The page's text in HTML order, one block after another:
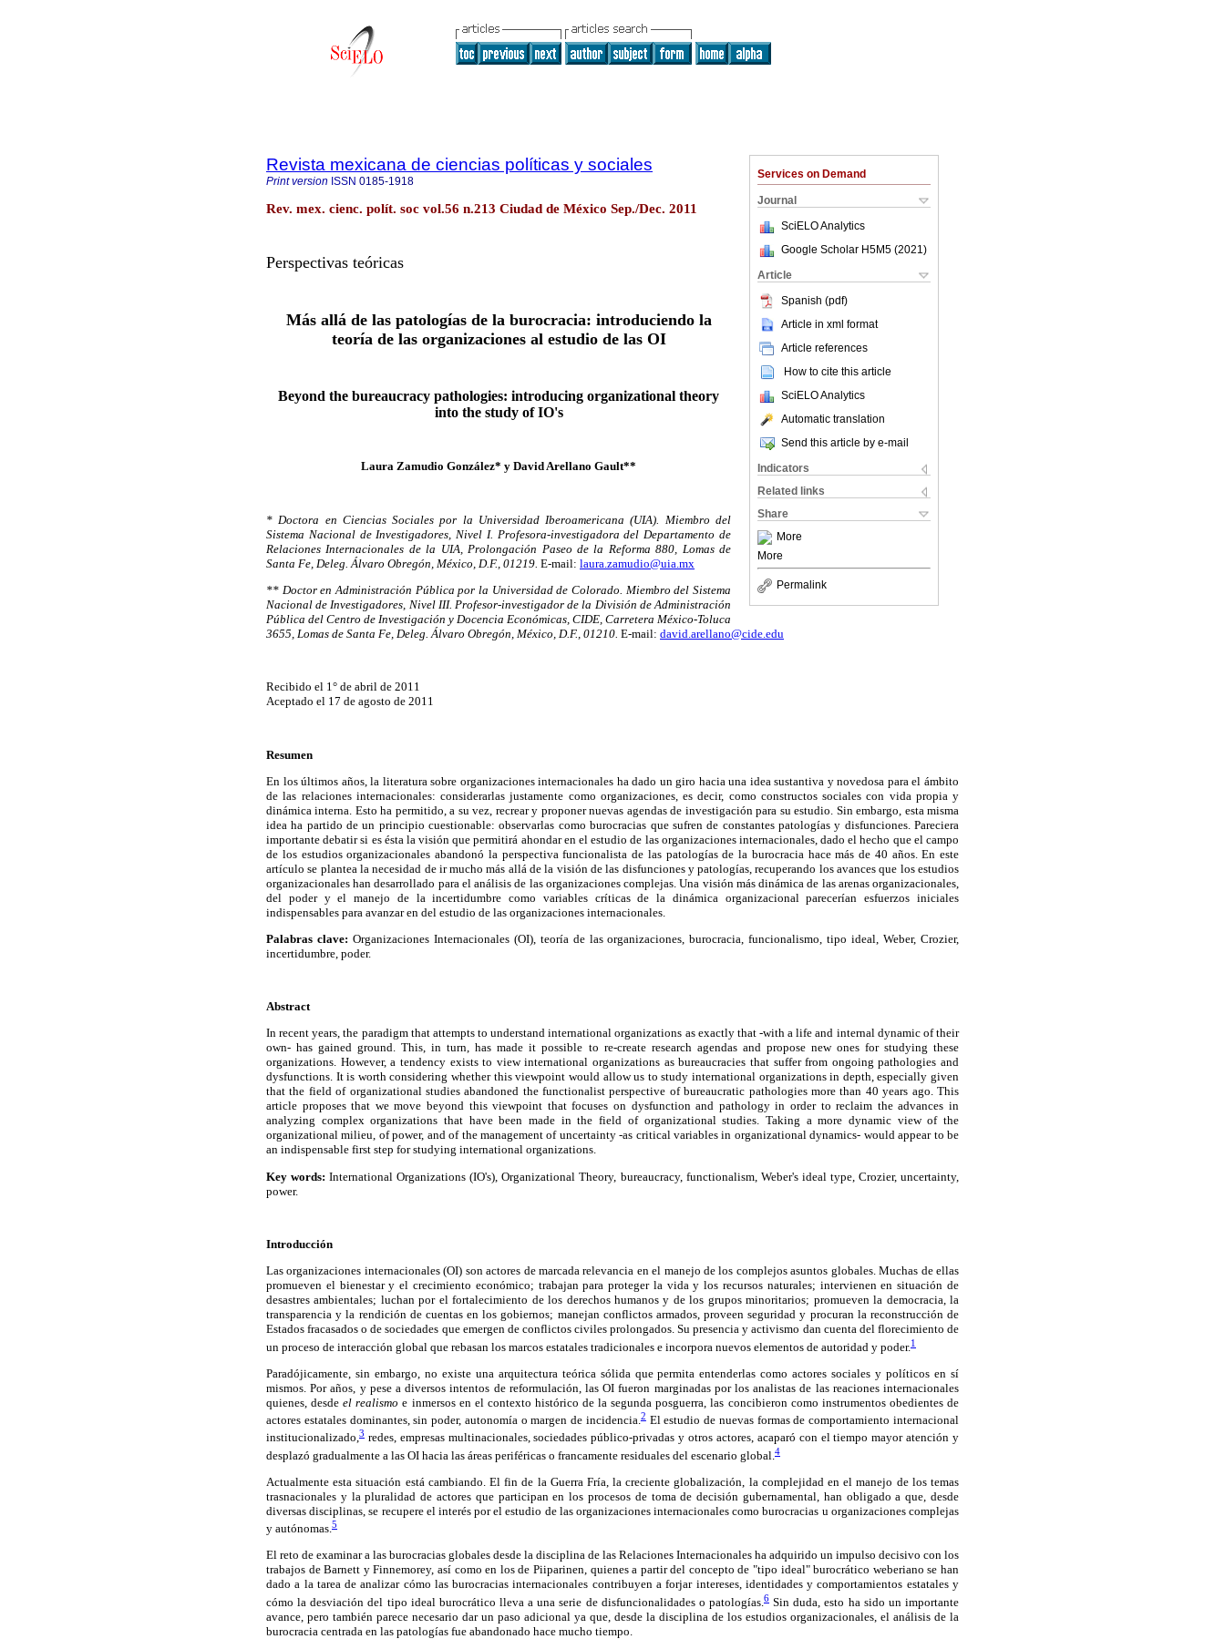
Services on Demand
Journal
SciELO Analytics
Google Scholar H5M5 (2021 )
Article
Spanish (pdf)
Article in xml format
Article references
How to cite this article
SciELO Analytics
Automatic translation
Send this article by e-mail
Indicators
Related links
Share
More
More
Permalink
Revista mexicana de ciencias políticas y sociales
Print version ISSN 0185-1918
Rev. mex. cienc. polít. soc vol.56 n.213 Ciudad de México Sep./Dec. 2011
Perspectivas teóricas
Más allá de las patologías de la burocracia: introduciendo la
teoría de las organizaciones al estudio de las OI
Beyond the bureaucracy pathologies: introducing organizational theory
into the study of IO's
Laura Zamudio González* y David Arellano Gault**
* Doctora en Ciencias Sociales por la Universidad Iberoamericana (UIA). Miembro del
Sistema Nacional de Investigadores, Nivel I. Profesora-investigadora del Departamento de
Relaciones Internacionales de la UIA, Prolongación Paseo de la Reforma 880, Lomas de
Santa Fe, Deleg. Álvaro Obregón, México, D.F., 01219. E-mail: laura.zamudio@uia.mx
** Doctor en Administración Pública por la Universidad de Colorado. Miembro del Sistema
Nacional de Investigadores, Nivel III. Profesor-investigador de la División de Administración
Pública del Centro de Investigación y Docencia Económicas, CIDE, Carretera México-Toluca
3655, Lomas de Santa Fe, Deleg. Álvaro Obregón, México, D.F., 01210. E-mail: david.arellano@cide.edu
Recibido el 1° de abril de 2011
Aceptado el 17 de agosto de 2011
Resumen
En los últimos años, la literatura sobre organizaciones internacionales ha dado un giro hacia una idea sustantiva y novedosa para el ámbito
de las relaciones internacionales: considerarlas justamente como organizaciones, es decir, como constructos sociales con vida propia y
dinámica interna. Esto ha permitido, a su vez, recrear y proponer nuevas agendas de investigación para su estudio. Sin embargo, esta misma
idea ha partido de un principio cuestionable: observarlas como burocracias que sufren de constantes patologías y disfunciones. Pareciera
importante debatir si es ésta la visión que permitirá ahondar en el estudio de las organizaciones internacionales, dado el hecho que el campo
de los estudios organizacionales abandonó la perspectiva funcionalista de las patologías de la burocracia hace más de 40 años. En este
artículo se plantea la necesidad de ir mucho más allá de la visión de las disfunciones y patologías, recuperando los avances que los estudios
organizacionales han desarrollado para el análisis de las organizaciones complejas. Una visión más dinámica de las arenas organizacionales,
del poder y el manejo de la incertidumbre como variables críticas de la dinámica organizacional parecerían esfuerzos iniciales
indispensables para avanzar en del estudio de las organizaciones internacionales.
Palabras clave: Organizaciones Internacionales (OI), teoría de las organizaciones, burocracia, funcionalismo, tipo ideal, Weber, Crozier,
incertidumbre, poder.
Abstract
In recent years, the paradigm that attempts to understand international organizations as exactly that -with a life and internal dynamic of their
own- has gained ground. This, in turn, has made it possible to re-create research agendas and propose new ones for studying these
organizations. However, a tendency exists to view international organizations as bureaucracies that suffer from ongoing pathologies and
dysfunctions. It is worth considering whether this viewpoint would allow us to study international organizations in depth, especially given
that the field of organizational studies abandoned the functionalist perspective of bureaucratic pathologies more than 40 years ago. This
article proposes that we move beyond this viewpoint that focuses on dysfunction and pathology in order to reclaim the advances in
analyzing complex organizations that have been made in the field of organizational studies. Taking a more dynamic view of the
organizational milieu, of power, and of the management of uncertainty -as critical variables in organizational dynamics- would appear to be
an indispensable first step for studying international organizations.
Key words: International Organizations (IO's), Organizational Theory, bureaucracy, functionalism, Weber's ideal type, Crozier, uncertainty,
power.
Introducción
Las organizaciones internacionales (OI) son actores de marcada relevancia en el manejo de los complejos asuntos globales. Muchas de ellas
promueven el bienestar y el crecimiento económico; trabajan para proteger la vida y los recursos naturales; intervienen en situación de
desastres ambientales; luchan por el fortalecimiento de los derechos humanos y de los grupos minoritarios; promueven la democracia, la
transparencia y la rendición de cuentas en los gobiernos; manejan conflictos armados, proveen seguridad y procuran la reconstrucción de
Estados fracasados o de sociedades que emergen de conflictos civiles prolongados. Su presencia y activismo dan cuenta del florecimiento de
un proceso de interacción global que rebasan los marcos estatales tradicionales e incorpora nuevos elementos de autoridad y poder.1
Paradójicamente, sin embargo, no existe una arquitectura teórica sólida que permita entenderlas como actores sociales y políticos en sí
mismos. Por años, y pese a diversos intentos de reformulación, las OI fueron marginadas por los analistas de las reaciones internacionales
quienes, desdeel realismo e inmersos en el contexto histórico de la segunda posguerra, las concibieron como instrumentos obedientes de
actores estatales dominantes, sin poder, autonomía o margen de incidencia.2El estudio de nuevas formas de comportamiento internacional
institucionalizado,3 redes, empresas multinacionales, sociedades público-privadas y otros actores, acaparó con el tiempo mayor atención y
desplazó gradualmente a las OI hacia las áreas periféricas o francamente residuales del escenario global. 4
Actualmente esta situación está cambiando. El fin de la Guerra Fría, la creciente globalización, la complejidad en el manejo de los temas
trasnacionales y la pluralidad de actores que participan en los procesos de toma de decisión gubernamental, han obligado a que, desde
diversas disciplinas, se recupere el interés por el estudio de las organizaciones internacionales como burocracias u organizaciones complejas
y autónomas.5
El reto de examinar a las burocracias globales desde la disciplina de las Relaciones Internacionales ha adquirido un impulso decisivo con los
trabajos de Barnett y Finnemorey, así como en los de Piiparinen, quienes a partir del concepto de "tipo ideal" burocrático weberiano se han
dado a la tarea de analizar cómo las burocracias internacionales contribuyen a forjar intereses, identidades y comportamientos estatales y
cómo la desviación del tipo ideal burocrático lleva a una serie de disfuncionalidades o patologías. 6 Sin duda, esto ha sido un importante
avance, pero también parece necesario dar un paso adicional ya que, desde la disciplina de los estudios organizacionales, el análisis de la
burocracia centrada en las patologías fue abandonado hace mucho tiempo.